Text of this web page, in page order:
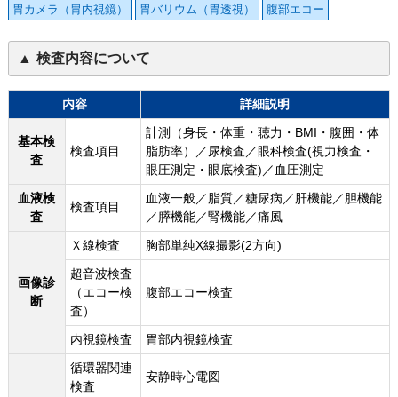
胃カメラ（胃内視鏡） 胃バリウム（胃透視） 腹部エコー
検査内容について
内容 詳細説明
基本検
査
検査項目
計測（身長・体重・聴力・BMI・腹囲・体
脂肪率）／尿検査／眼科検査(視力検査・
眼圧測定・眼底検査)／血圧測定
血液検
査
検査項目
血液一般／脂質／糖尿病／肝機能／胆機能
／膵機能／腎機能／痛風
画像診
断
Ｘ線検査
胸部単純X線撮影(2方向)
超音波検査
（エコー検
査）
腹部エコー検査
内視鏡検査 胃部内視鏡検査
循環器関連
検査
安静時心電図